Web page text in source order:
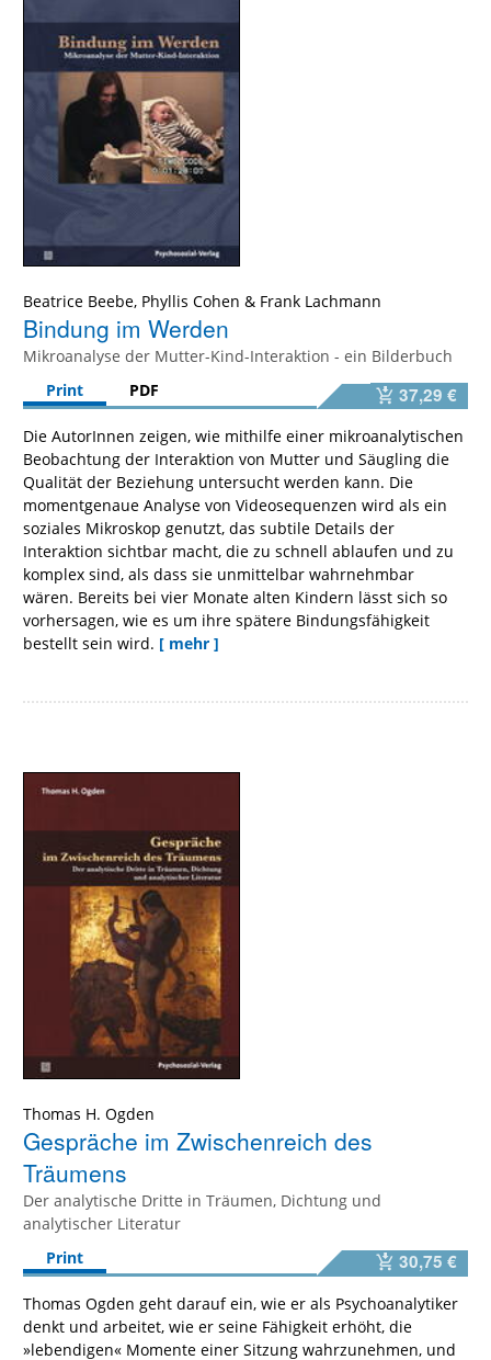
Beatrice Beebe, Phyllis Cohen & Frank Lachmann
Bindung im Werden
Mikroanalyse der Mutter-Kind-Interaktion - ein Bilderbuch
Print
PDF 37,29 €
Die AutorInnen zeigen, wie mithilfe einer mikroanalytischen
Beobachtung der Interaktion von Mutter und Säugling die
Qualität der Beziehung untersucht werden kann. Die
momentgenaue Analyse von Videosequenzen wird als ein
soziales Mikroskop genutzt, das subtile Details der
Interaktion sichtbar macht, die zu schnell ablaufen und zu
komplex sind, als dass sie unmittelbar wahrnehmbar
wären. Bereits bei vier Monate alten Kindern lässt sich so
vorhersagen, wie es um ihre spätere Bindungsfähigkeit
bestellt sein wird. [ mehr ]
Thomas H. Ogden
Gespräche im Zwischenreich des
Träumens
Der analytische Dritte in Träumen, Dichtung und
analytischer Literatur
Print
30,75 €
Thomas Ogden geht darauf ein, wie er als Psychoanalytiker
denkt und arbeitet, wie er seine Fähigkeit erhöht, die
»lebendigen« Momente einer Sitzung wahrzunehmen, und